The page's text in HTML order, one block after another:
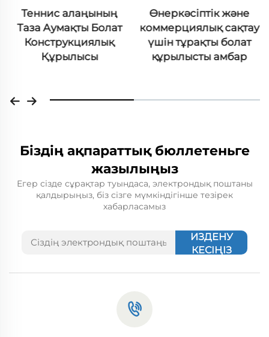
Өнеркәсіптік және
коммерциялық сақтау
үшін тұрақты болат
құрылысты амбар
Аралық перделі болат
цехтың құрылысы
Біздің ақпараттық бюллетеньге
жазылыңыз
Егер сізде сұрақтар туындаса, электрондық поштаны
қалдырыңыз, біз сізге мүмкіндігінше тезірек
хабарласамыз
ИЗДЕНУ
КЕСІҢІЗ